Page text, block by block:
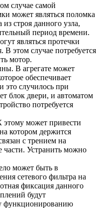
случае самой
может являться поломка
строя данного узла,
период времени.
являться протечки
этом случае потребуется
мотор.
В агрегате может
обеспечивает
случилось при
блок двери, и автоматом
потребуется
может привести
котором держится
с трением на
части. Устранить можно
может быть в
сетевого фильтра на
фиксация данного
будут
функционированию